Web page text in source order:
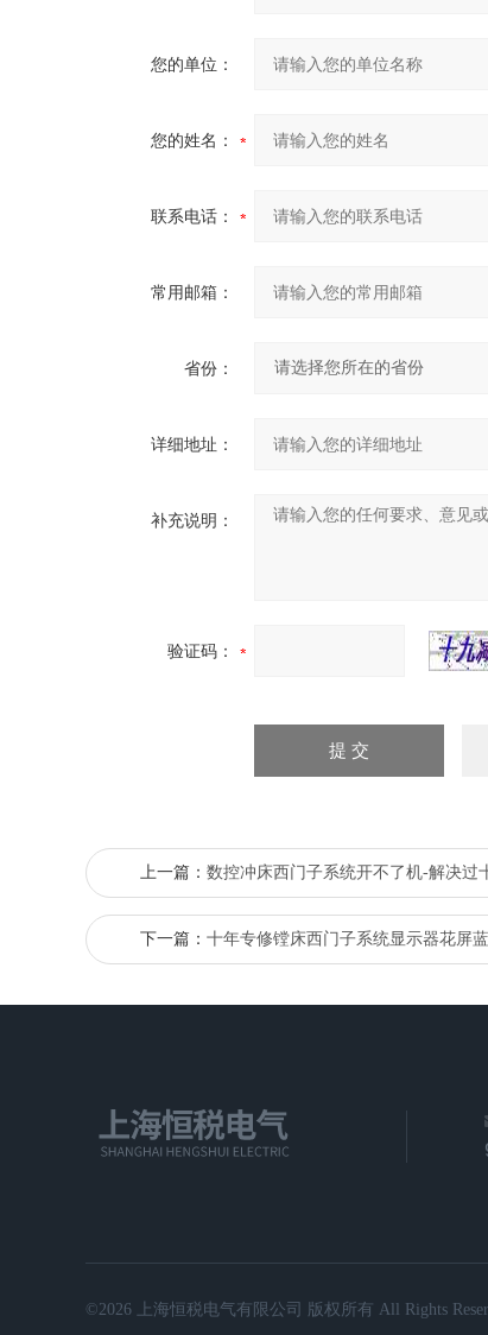
您的单位：
您的姓名：
联系电话：
常用邮箱：
省份：
详细地址：
补充说明：
验证码：
上一篇： 数控冲床西门子系统开不了机-解决过
下一篇： 十年专修镗床西门子系统显示器花屏
©2026 上海恒税电气有限公司 版权所有 All Rights